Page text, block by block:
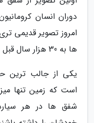
دوران انسان
امروز تصویر قدیمی
ها به 30 هزار سال قبل از میلاد مسیح برمی شود.
یکی از جالب ترین
است که زمین تنها
شفق ها در هر